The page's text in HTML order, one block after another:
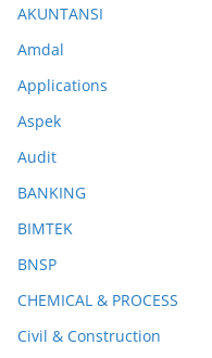
AKUNTANSI
Amdal
Applications
Aspek
Audit
BANKING
BIMTEK
BNSP
CHEMICAL & PROCESS
Civil & Construction